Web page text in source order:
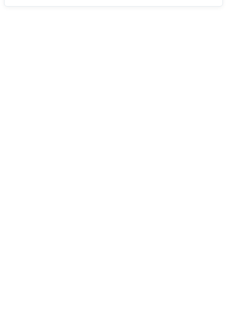
Øland 394-10 3.150.560.762 LED 3150560762 •